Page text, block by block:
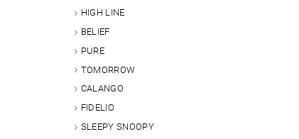
HIGH LINE
BELIEF
PURE
TOMORROW
CALANGO
FIDELIO
SLEEPY SNOOPY